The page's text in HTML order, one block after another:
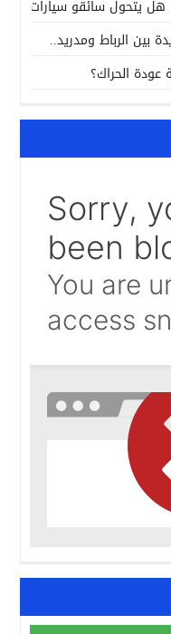
يتحول سائقو سيارات
بين الرباط ومدريد..
الحراك؟
يدخل مرحلة الحسم..
للجزائر بتسخير جيوش
من العيون..
نارية ترفض «الوصاية